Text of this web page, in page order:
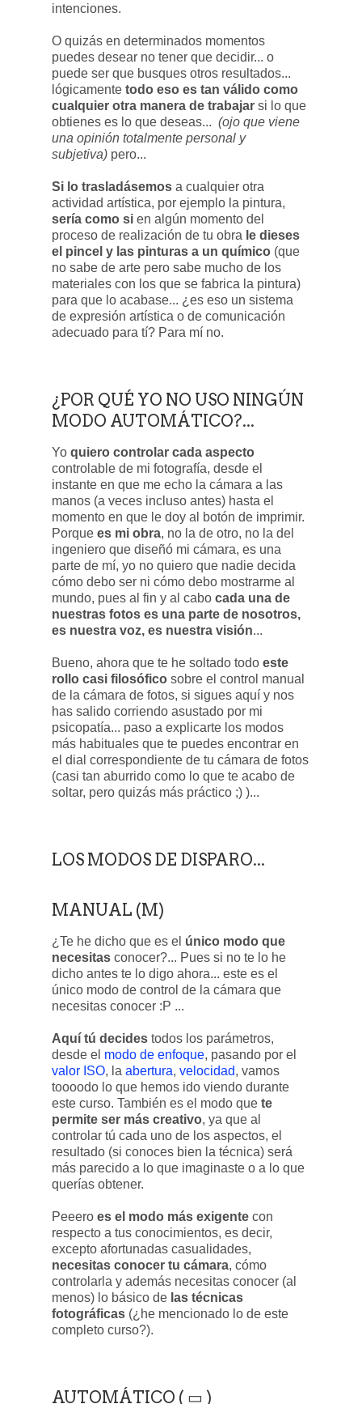
intenciones.
O quizás en determinados momentos
puedes desear no tener que decidir... o
puede ser que busques otros resultados...
lógicamente todo eso es tan válido como
cualquier otra manera de trabajar si lo que
obtienes es lo que deseas... (ojo que viene
una opinión totalmente personal y
subjetiva) pero...
Si lo trasladásemos a cualquier otra
actividad artística, por ejemplo la pintura,
sería como si en algún momento del
proceso de realización de tu obra le dieses
el pincel y las pinturas a un químico (que
no sabe de arte pero sabe mucho de los
materiales con los que se fabrica la pintura)
para que lo acabase... ¿es eso un sistema
de expresión artística o de comunicación
adecuado para tí? Para mí no.
¿POR QUÉ YO NO USO NINGÚN
MODO AUTOMÁTICO?...
Yo quiero controlar cada aspecto
controlable de mi fotografía, desde el
instante en que me echo la cámara a las
manos (a veces incluso antes) hasta el
momento en que le doy al botón de imprimir.
Porque es mi obra, no la de otro, no la del
ingeniero que diseñó mi cámara, es una
parte de mí, yo no quiero que nadie decida
cómo debo ser ni cómo debo mostrarme al
mundo, pues al fin y al cabo cada una de
nuestras fotos es una parte de nosotros,
es nuestra voz, es nuestra visión...
Bueno, ahora que te he soltado todo este
rollo casi filosófico sobre el control manual
de la cámara de fotos, si sigues aquí y nos
has salido corriendo asustado por mi
psicopatía... paso a explicarte los modos
más habituales que te puedes encontrar en
el dial correspondiente de tu cámara de fotos
(casi tan aburrido como lo que te acabo de
soltar, pero quizás más práctico ;) )...
LOS MODOS DE DISPARO...
MANUAL (M)
¿Te he dicho que es el único modo que
necesitas conocer?... Pues si no te lo he
dicho antes te lo digo ahora... este es el
único modo de control de la cámara que
necesitas conocer :P ...
Aquí tú decides todos los parámetros,
desde el modo de enfoque, pasando por el
valor ISO, la abertura, velocidad, vamos
toooodo lo que hemos ido viendo durante
este curso. También es el modo que te
permite ser más creativo, ya que al
controlar tú cada uno de los aspectos, el
resultado (si conoces bien la técnica) será
más parecido a lo que imaginaste o a lo que
querías obtener.
Peeero es el modo más exigente con
respecto a tus conocimientos, es decir,
excepto afortunadas casualidades,
necesitas conocer tu cámara, cómo
controlarla y además necesitas conocer (al
menos) lo básico de las técnicas
fotográficas (¿he mencionado lo de este
completo curso?).
AUTOMÁTICO ( ▭ )